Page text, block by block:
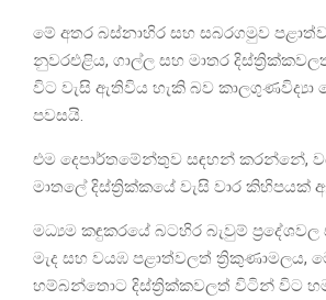
මේ අතර බස්නාහිර සහ සබරගමුව
නුවරඑළිය, ගාල්ල සහ මාතර
විට වැසි ඇතිවිය හැකි බව කාලගුණවිද්‍යා
පවසයි.
එම දෙපාර්තමේන්තුව සඳහන් කරන්නේ,
මාතලේ දිස්ත්‍රික්කයේ වැසි වාර කිහිපයක්
මධ්‍යම කඳුකරයේ බටහිර බැවුම්
මැද සහ වයඹ පළාත්වලත් ත්‍රිකුණාමලය,
හම්බන්තොට දිස්ත්‍රික්කවලත් විටින් විට